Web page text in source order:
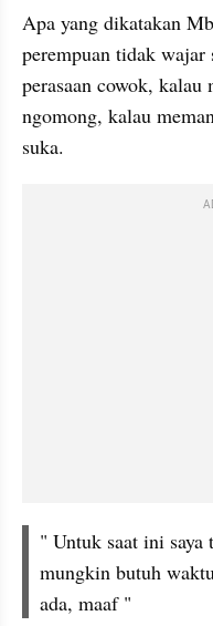
Apa yang dikatakan
perempuan tidak wajar
perasaan cowok, kalau
ngomong, kalau
suka.
" Untuk saat ini saya
mungkin butuh
ada, maaf "